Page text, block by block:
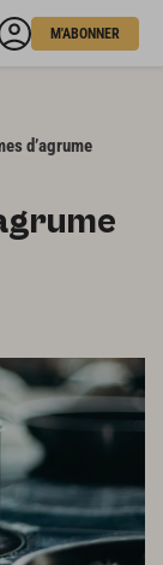
M'ABONNER
d’agrume